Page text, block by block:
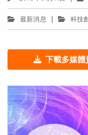
最新消息 | 科技
下載多媒體